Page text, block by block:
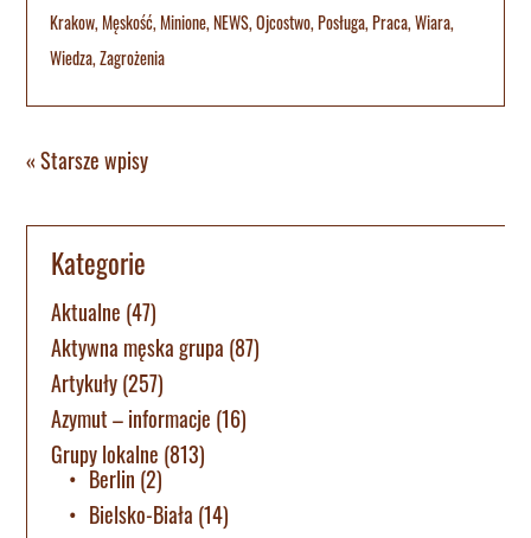
Krakow,Męskość,Minione,NEWS,Ojcostwo,Posługa,Praca,Wiara,
Wiedza,Zagrożenia
« Starsze wpisy
Kategorie
Aktualne (47)
Aktywna męska grupa (87)
Artykuły(257)
Azymut – informacje (16)
Grupy lokalne (813)
Berlin (2)
Bielsko-Biała (14)